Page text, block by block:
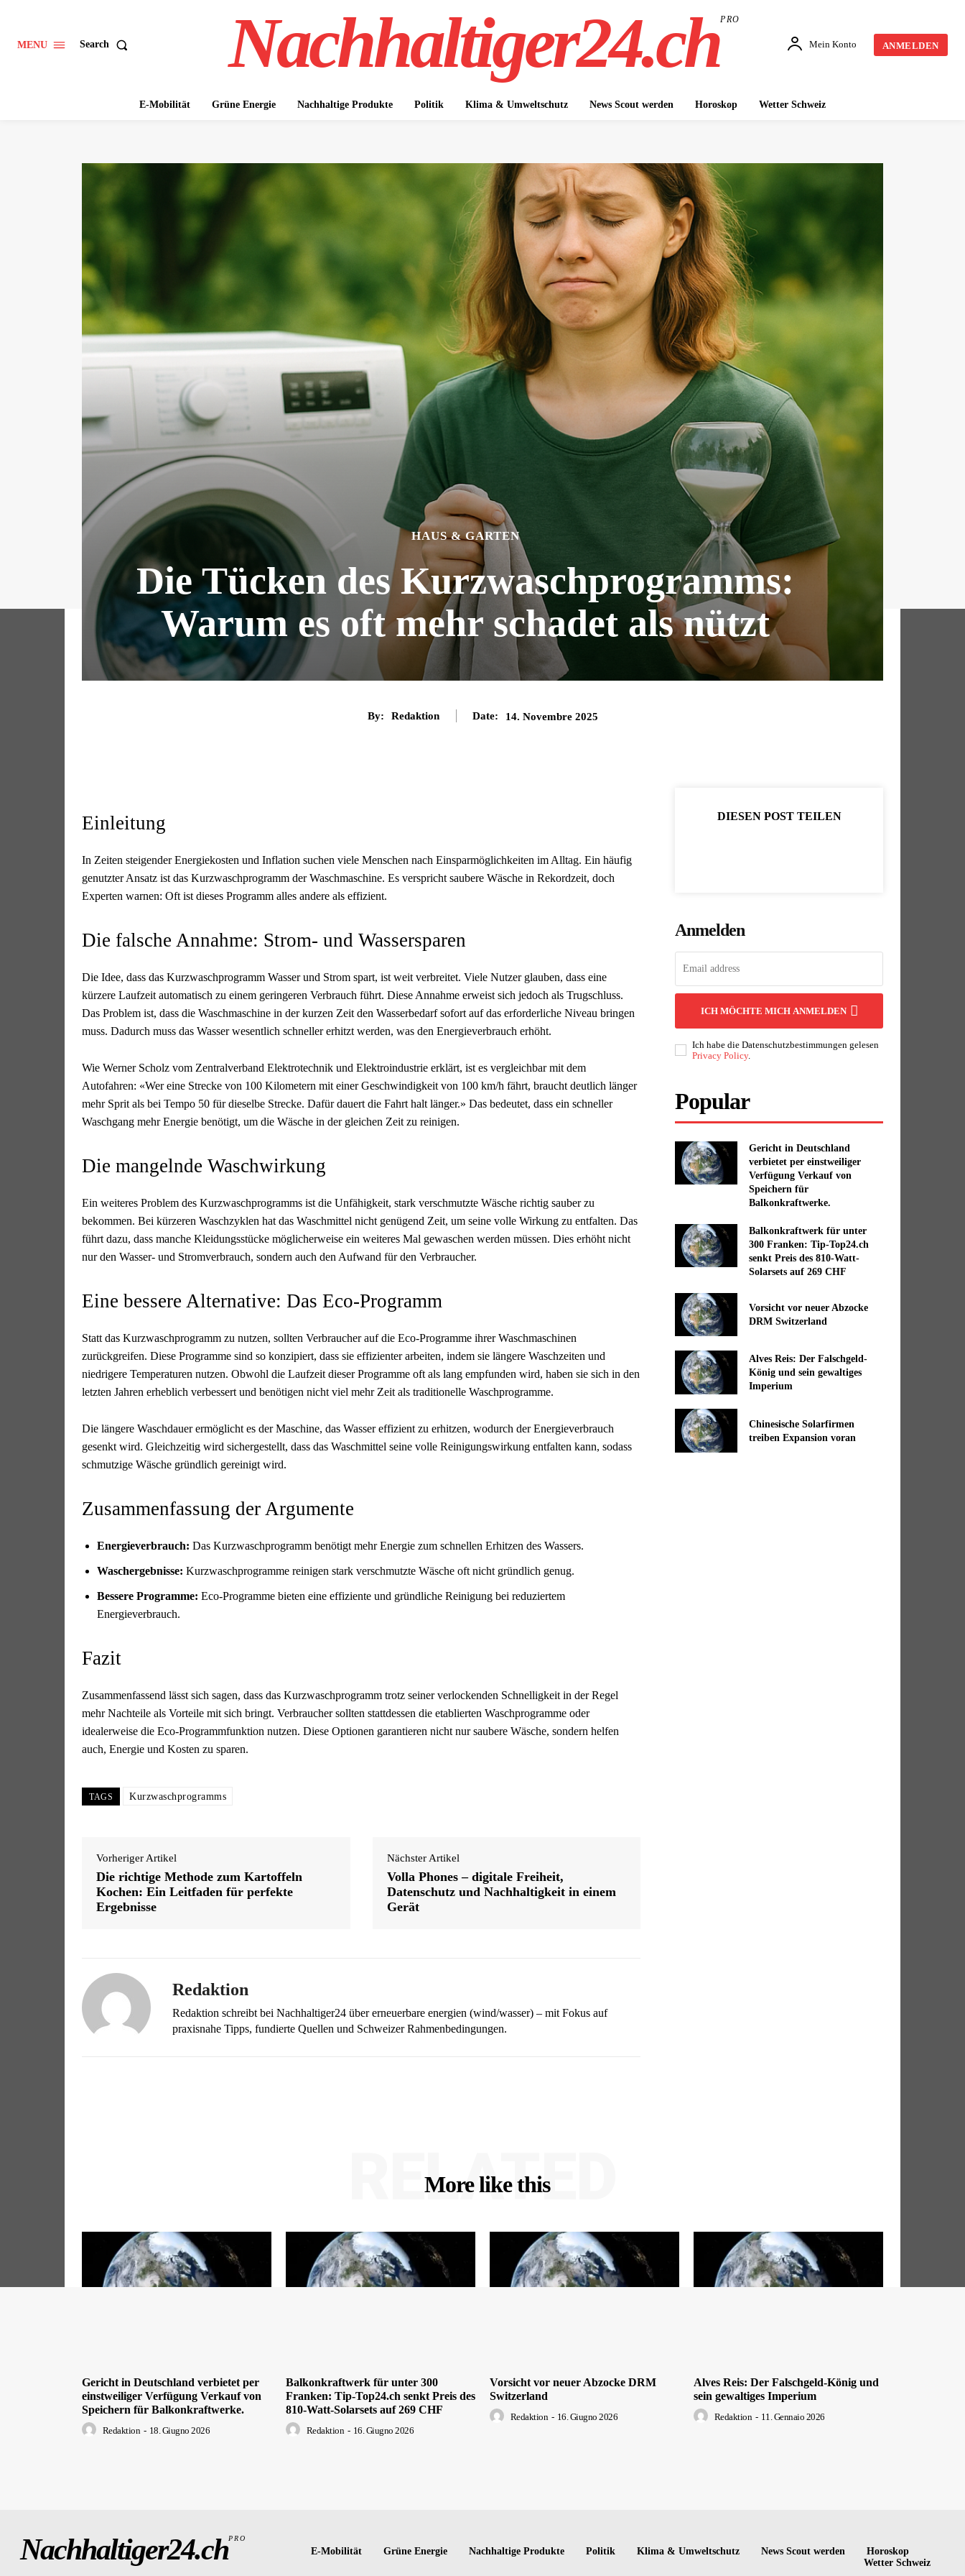
MENU Search Nachhaltiger24.chPRO
Mein Konto ANMELDEN
E-Mobilität Grüne Energie Nachhaltige Produkte Politik Klima & Umweltschutz News Scout werden Horoskop Wetter Schweiz
HAUS & GARTEN
Die Tücken des Kurzwaschprogramms:
Warum es oft mehr schadet als nützt
By: Redaktion Date: 14. Novembre 2025
Einleitung
In Zeiten steigender Energiekosten und Inflation suchen viele Menschen nach Einsparmöglichkeiten im Alltag. Ein häufig
genutzter Ansatz ist das Kurzwaschprogramm der Waschmaschine. Es verspricht saubere Wäsche in Rekordzeit, doch
Experten warnen: Oft ist dieses Programm alles andere als effizient.
Die falsche Annahme: Strom- und Wassersparen
Die Idee, dass das Kurzwaschprogramm Wasser und Strom spart, ist weit verbreitet. Viele Nutzer glauben, dass eine
kürzere Laufzeit automatisch zu einem geringeren Verbrauch führt. Diese Annahme erweist sich jedoch als Trugschluss.
Das Problem ist, dass die Waschmaschine in der kurzen Zeit den Wasserbedarf sofort auf das erforderliche Niveau bringen
muss. Dadurch muss das Wasser wesentlich schneller erhitzt werden, was den Energieverbrauch erhöht.
Wie Werner Scholz vom Zentralverband Elektrotechnik und Elektroindustrie erklärt, ist es vergleichbar mit dem
Autofahren: «Wer eine Strecke von 100 Kilometern mit einer Geschwindigkeit von 100 km/h fährt, braucht deutlich länger
mehr Sprit als bei Tempo 50 für dieselbe Strecke. Dafür dauert die Fahrt halt länger.» Das bedeutet, dass ein schneller
Waschgang mehr Energie benötigt, um die Wäsche in der gleichen Zeit zu reinigen.
Die mangelnde Waschwirkung
Ein weiteres Problem des Kurzwaschprogramms ist die Unfähigkeit, stark verschmutzte Wäsche richtig sauber zu
bekommen. Bei kürzeren Waschzyklen hat das Waschmittel nicht genügend Zeit, um seine volle Wirkung zu entfalten. Das
führt dazu, dass manche Kleidungsstücke möglicherweise ein weiteres Mal gewaschen werden müssen. Dies erhöht nicht
nur den Wasser- und Stromverbrauch, sondern auch den Aufwand für den Verbraucher.
Eine bessere Alternative: Das Eco-Programm
Statt das Kurzwaschprogramm zu nutzen, sollten Verbraucher auf die Eco-Programme ihrer Waschmaschinen
zurückgreifen. Diese Programme sind so konzipiert, dass sie effizienter arbeiten, indem sie längere Waschzeiten und
niedrigere Temperaturen nutzen. Obwohl die Laufzeit dieser Programme oft als lang empfunden wird, haben sie sich in den
letzten Jahren erheblich verbessert und benötigen nicht viel mehr Zeit als traditionelle Waschprogramme.
Die längere Waschdauer ermöglicht es der Maschine, das Wasser effizient zu erhitzen, wodurch der Energieverbrauch
gesenkt wird. Gleichzeitig wird sichergestellt, dass das Waschmittel seine volle Reinigungswirkung entfalten kann, sodass
schmutzige Wäsche gründlich gereinigt wird.
Zusammenfassung der Argumente
Energieverbrauch: Das Kurzwaschprogramm benötigt mehr Energie zum schnellen Erhitzen des Wassers.
Waschergebnisse: Kurzwaschprogramme reinigen stark verschmutzte Wäsche oft nicht gründlich genug.
Bessere Programme: Eco-Programme bieten eine effiziente und gründliche Reinigung bei reduziertem
Energieverbrauch.
Fazit
Zusammenfassend lässt sich sagen, dass das Kurzwaschprogramm trotz seiner verlockenden Schnelligkeit in der Regel
mehr Nachteile als Vorteile mit sich bringt. Verbraucher sollten stattdessen die etablierten Waschprogramme oder
idealerweise die Eco-Programmfunktion nutzen. Diese Optionen garantieren nicht nur saubere Wäsche, sondern helfen
auch, Energie und Kosten zu sparen.
TAGS Kurzwaschprogramms
Vorheriger Artikel
Die richtige Methode zum Kartoffeln
Kochen: Ein Leitfaden für perfekte
Ergebnisse
Nächster Artikel
Volla Phones – digitale Freiheit,
Datenschutz und Nachhaltigkeit in einem
Gerät
Redaktion
Redaktion schreibt bei Nachhaltiger24 über erneuerbare energien (wind/wasser) – mit Fokus auf
praxisnahe Tipps, fundierte Quellen und Schweizer Rahmenbedingungen.
DIESEN POST TEILEN
Anmelden
ICH MÖCHTE MICH ANMELDEN
Ich habe die Datenschutzbestimmungen gelesen
Privacy Policy.
Popular
Gericht in Deutschland
verbietet per einstweiliger
Verfügung Verkauf von
Speichern für
Balkonkraftwerke.
Balkonkraftwerk für unter
300 Franken: Tip-Top24.ch
senkt Preis des 810-Watt-
Solarsets auf 269 CHF
Vorsicht vor neuer Abzocke
DRM Switzerland
Alves Reis: Der Falschgeld-
König und sein gewaltiges
Imperium
Chinesische Solarfirmen
treiben Expansion voran
More like this
RELATED
Gericht in Deutschland verbietet per
einstweiliger Verfügung Verkauf von
Speichern für Balkonkraftwerke.
Redaktion - 18. Giugno 2026
Balkonkraftwerk für unter 300
Franken: Tip-Top24.ch senkt Preis des
810-Watt-Solarsets auf 269 CHF
Redaktion - 16. Giugno 2026
Vorsicht vor neuer Abzocke DRM
Switzerland
Redaktion - 16. Giugno 2026
Alves Reis: Der Falschgeld-König und
sein gewaltiges Imperium
Redaktion - 11. Gennaio 2026
Nachhaltiger24.chPRO
E-Mobilität Grüne Energie Nachhaltige Produkte Politik Klima & Umweltschutz News Scout werden
Horoskop
Wetter Schweiz